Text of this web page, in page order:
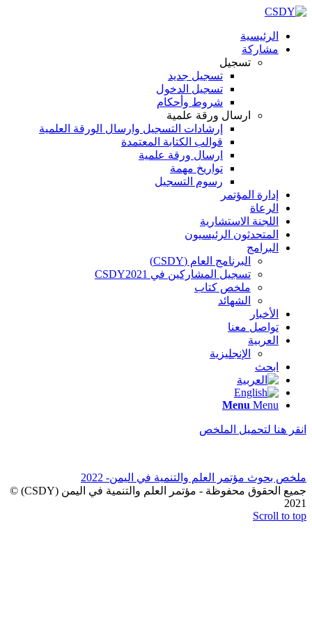
الرئيسية
مشاركة
تسجيل
تسجيل جديد
تسجيل الدخول
شروط وأحكام
ارسال ورقة علمية
إرشادات التسجيل وارسال الورقة العلمية
قوالب الكتابة المعتمدة
ارسال ورقة علمية
تواريخ مهمة
رسوم التسجيل
إدارة المؤتمر
الرعاة
اللجنة الاستشارية
المتحدثون الرئيسيون
البرامج
البرنامج العام (CSDY)
تسجيل المشاركين في CSDY2021
ملخص كتاب
الشهائد
الأخبار
تواصل معنا
العربية
الإنجليزية
ابحث
Menu Menu
انقر هنا لتحميل الملخص
ملخص بحوث مؤتمر العلم والتنمية في اليمن- 2022
جميع الحقوق محفوظة - مؤتمر العلم والتنمية في اليمن (CSDY) ©
2021
Scroll to top